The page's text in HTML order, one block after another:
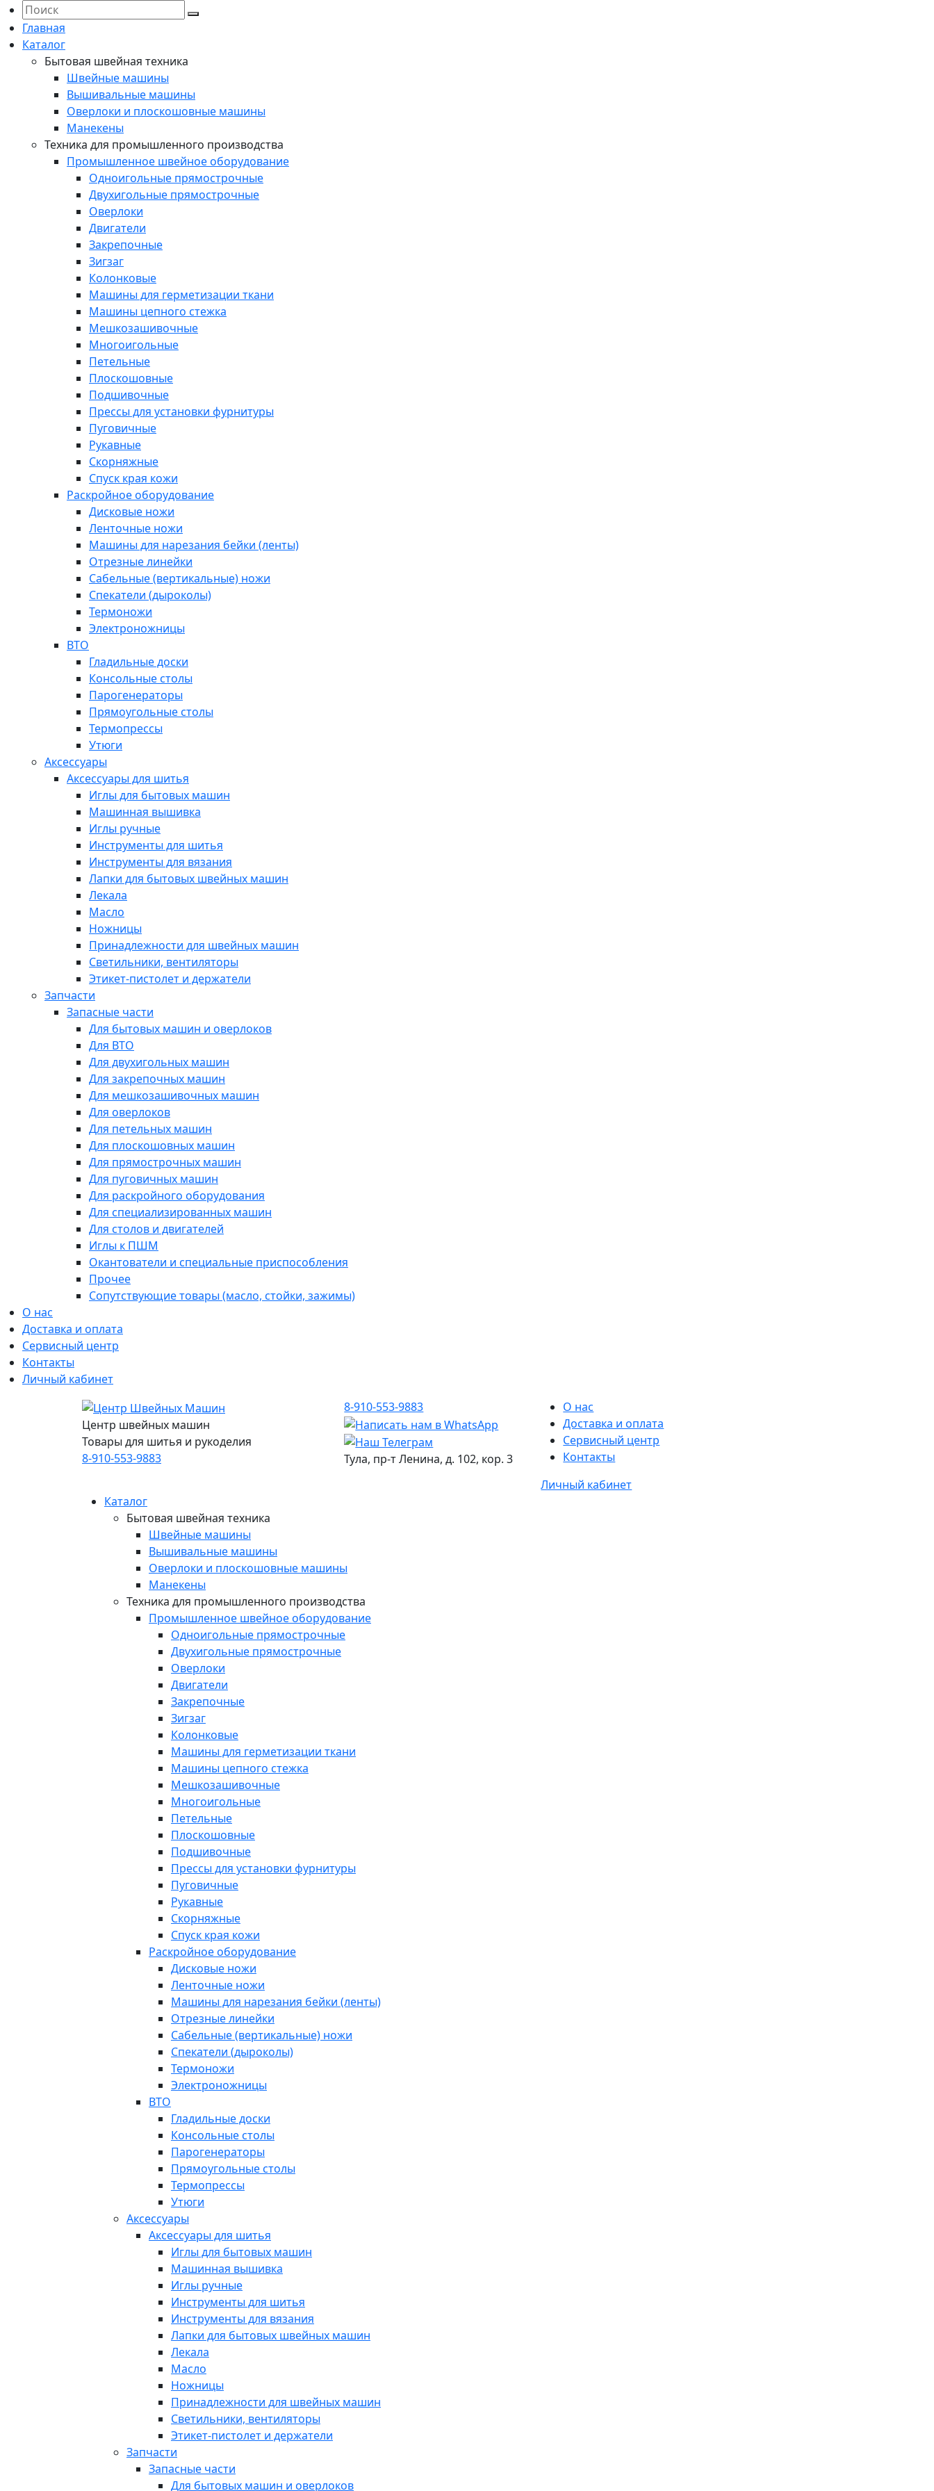
Главная
Каталог
Бытовая швейная техника
Швейные машины
Вышивальные машины
Оверлоки и плоскошовные машины
Манекены
Техника для промышленного производства
Промышленное швейное оборудование
Одноигольные прямострочные
Двухигольные прямострочные
Оверлоки
Двигатели
Закрепочные
Зигзаг
Колонковые
Машины для герметизации ткани
Машины цепного стежка
Мешкозашивочные
Многоигольные
Петельные
Плоскошовные
Подшивочные
Прессы для установки фурнитуры
Пуговичные
Рукавные
Скорняжные
Спуск края кожи
Раскройное оборудование
Дисковые ножи
Ленточные ножи
Машины для нарезания бейки (ленты)
Отрезные линейки
Сабельные (вертикальные) ножи
Спекатели (дыроколы)
Термоножи
Электроножницы
ВТО
Гладильные доски
Консольные столы
Парогенераторы
Прямоугольные столы
Термопрессы
Утюги
Аксессуары
Аксессуары для шитья
Иглы для бытовых машин
Машинная вышивка
Иглы ручные
Инструменты для шитья
Инструменты для вязания
Лапки для бытовых швейных машин
Лекала
Масло
Ножницы
Принадлежности для швейных машин
Светильники, вентиляторы
Этикет-пистолет и держатели
Запчасти
Запасные части
Для бытовых машин и оверлоков
Для ВТО
Для двухигольных машин
Для закрепочных машин
Для мешкозашивочных машин
Для оверлоков
Для петельных машин
Для плоскошовных машин
Для прямострочных машин
Для пуговичных машин
Для раскройного оборудования
Для специализированных машин
Для столов и двигателей
Иглы к ПШМ
Окантователи и специальные приспособления
Прочее
Сопутствующие товары (масло, стойки, зажимы)
О нас
Доставка и оплата
Сервисный центр
Контакты
Личный кабинет
Центр швейных машин
Товары для шитья и рукоделия
8-910-553-9883
8-910-553-9883
Тула, пр-т Ленина, д. 102, кор. 3
О нас
Доставка и оплата
Сервисный центр
Контакты
Личный кабинет
Каталог
Бытовая швейная техника
Швейные машины
Вышивальные машины
Оверлоки и плоскошовные машины
Манекены
Техника для промышленного производства
Промышленное швейное оборудование
Одноигольные прямострочные
Двухигольные прямострочные
Оверлоки
Двигатели
Закрепочные
Зигзаг
Колонковые
Машины для герметизации ткани
Машины цепного стежка
Мешкозашивочные
Многоигольные
Петельные
Плоскошовные
Подшивочные
Прессы для установки фурнитуры
Пуговичные
Рукавные
Скорняжные
Спуск края кожи
Раскройное оборудование
Дисковые ножи
Ленточные ножи
Машины для нарезания бейки (ленты)
Отрезные линейки
Сабельные (вертикальные) ножи
Спекатели (дыроколы)
Термоножи
Электроножницы
ВТО
Гладильные доски
Консольные столы
Парогенераторы
Прямоугольные столы
Термопрессы
Утюги
Аксессуары
Аксессуары для шитья
Иглы для бытовых машин
Машинная вышивка
Иглы ручные
Инструменты для шитья
Инструменты для вязания
Лапки для бытовых швейных машин
Лекала
Масло
Ножницы
Принадлежности для швейных машин
Светильники, вентиляторы
Этикет-пистолет и держатели
Запчасти
Запасные части
Для бытовых машин и оверлоков